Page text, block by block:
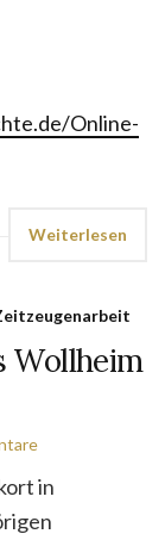
Online-
Weiterlesen
Wollheim
in